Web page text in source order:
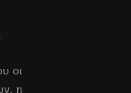
οι
η